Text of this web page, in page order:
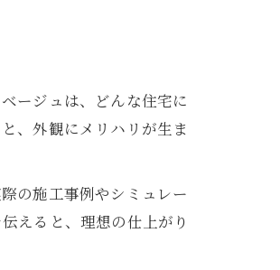
ージュは、どんな住宅に
、外観にメリハリが生ま
の施工事例やシミュレー
えると、理想の仕上がり